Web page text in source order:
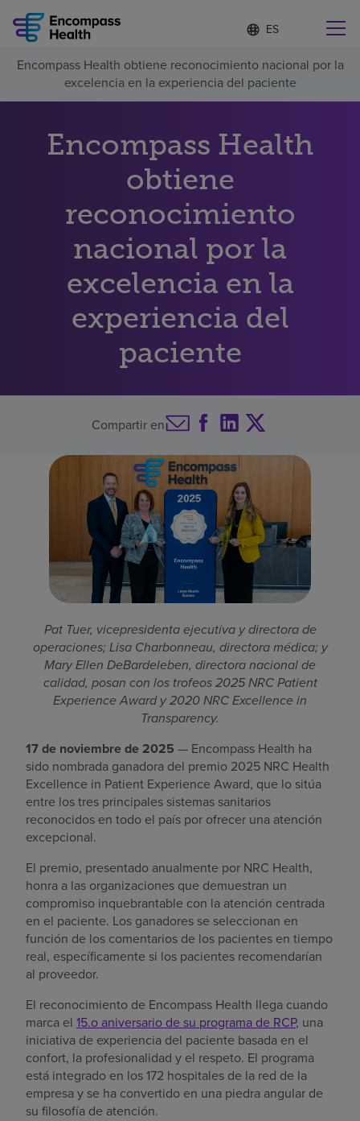
Lista
de
idiomas
contraída
d
o
m
a
l
e
i
o
a
o
Encuentre una localidad cerca de usted
Por qué debe elegirnos
Pacientes y cuidadores
Recursos de salud
Empleos
Pagar mi factura
Encompass Health obtiene reconocimiento nacional por la
excelencia en la experiencia del paciente
Encompass Health
obtiene
reconocimiento
nacional por la
excelencia en la
experiencia del
paciente
Compartir en
Pat Tuer, vicepresidenta ejecutiva y directora de
operaciones; Lisa Charbonneau, directora médica; y
Mary Ellen DeBardeleben, directora nacional de
calidad, posan con los trofeos 2025 NRC Patient
Experience Award y 2020 NRC Excellence in
Transparency.
17 de noviembre de 2025 — Encompass Health ha
sido nombrada ganadora del premio 2025 NRC Health
Excellence in Patient Experience Award, que lo sitúa
entre los tres principales sistemas sanitarios
reconocidos en todo el país por ofrecer una atención
excepcional.
El premio, presentado anualmente por NRC Health,
honra a las organizaciones que demuestran un
compromiso inquebrantable con la atención centrada
en el paciente. Los ganadores se seleccionan en
función de los comentarios de los pacientes en tiempo
real, específicamente si los pacientes recomendarían
al proveedor.
El reconocimiento de Encompass Health llega cuando
marca el 15.o aniversario de su programa de RCP, una
iniciativa de experiencia del paciente basada en el
confort, la profesionalidad y el respeto. El programa
está integrado en los 172 hospitales de la red de la
empresa y se ha convertido en una piedra angular de
su filosofía de atención.